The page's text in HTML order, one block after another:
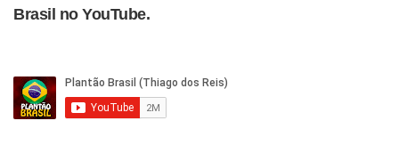
Brasil no YouTube.